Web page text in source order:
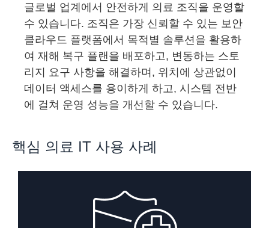
글로벌 업계에서 안전하게 의료 조직을 운영할
수 있습니다. 조직은 가장 신뢰할 수 있는 보안
클라우드 플랫폼에서 목적별 솔루션을 활용하
여 재해 복구 플랜을 배포하고, 변동하는 스토
리지 요구 사항을 해결하며, 위치에 상관없이
데이터 액세스를 용이하게 하고, 시스템 전반
에 걸쳐 운영 성능을 개선할 수 있습니다.
핵심 의료 IT 사용 사례